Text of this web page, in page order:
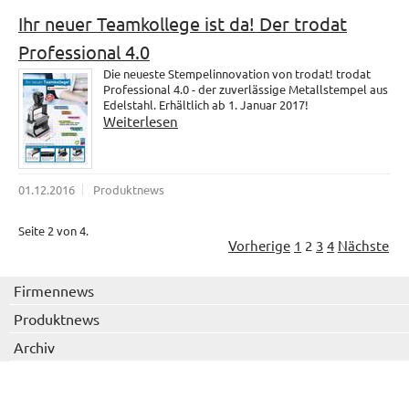
Ihr neuer Teamkollege ist da! Der trodat
Professional 4.0
Die neueste Stempelinnovation von trodat! trodat
Professional 4.0 - der zuverlässige Metallstempel aus
Edelstahl. Erhältlich ab 1. Januar 2017!
Weiterlesen
01.12.2016 Produktnews
Seite 2 von 4.
Vorherige 1 2 3 4 Nächste
Firmennews
Produktnews
Archiv